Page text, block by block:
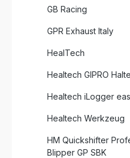
GB Racing
GPR Exhaust Italy
HealTech
Healtech GIPRO
Healtech iLogger
Healtech Werkzeug
HM Quickshifter
Blipper GP SBK